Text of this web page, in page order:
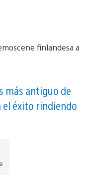
más antiguo de
el éxito rindiendo